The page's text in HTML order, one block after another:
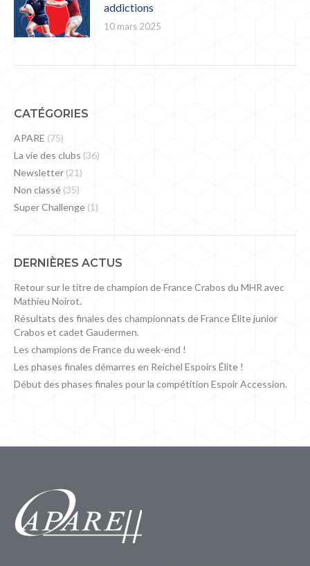
addictions
10 mars 2025
CATÉGORIES
APARE (75)
La vie des clubs (36)
Newsletter (21)
Non classé (35)
Super Challenge (1)
DERNIÈRES ACTUS
Retour sur le titre de champion de France Crabos du MHR avec
Mathieu Noirot.
Résultats des finales des championnats de France Élite junior
Crabos et cadet Gaudermen.
Les champions de France du week-end !
Les phases finales démarres en Reichel Espoirs Élite !
Début des phases finales pour la compétition Espoir Accession.